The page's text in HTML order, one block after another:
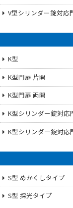
V型シリンダー錠対応
K型
K型門扉 片開
K型門扉 両開
K型シリンダー錠対応
K型シリンダー錠対応
S型 めかくしタイプ
S型 採光タイプ